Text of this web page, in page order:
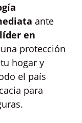
ante
en
protección
hogar y
el país
para